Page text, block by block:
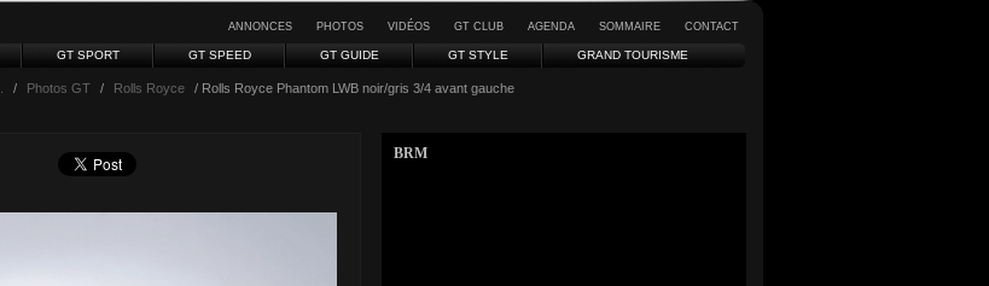
ANNONCES PHOTOS VIDÉOS GT CLUB AGENDA SOMMAIRE CONTACT
GT SPORT GT SPEED GT GUIDE GT STYLE GRAND TOURISME
/ Photos GT / Rolls Royce / Rolls Royce Phantom LWB noir/gris 3/4 avant gauche
BRM